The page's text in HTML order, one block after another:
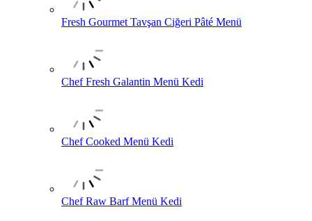
Fresh Gourmet Tavşan Ciğeri Pâté Menü
Chef Fresh Galantin Menü Kedi
Chef Cooked Menü Kedi
Chef Raw Barf Menü Kedi